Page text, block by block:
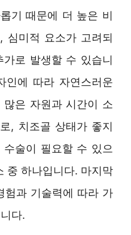
기 때문에 더 높은 비
심미적 요소가 고려되
로 발생할 수 있습니
인에 따라 자연스러운
은 자원과 시간이 소
, 치조골 상태가 좋지
술이 필요할 수 있으
중 하나입니다. 마지막
험과 기술력에 따라 가
다.